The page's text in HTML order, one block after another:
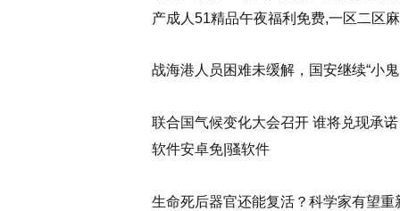
产成人51精品午夜福利免费,一区二区
战海港人员困难未缓解，国安继续“小
联合国气候变化大会召开 谁将兑现承
软件安卓免|骚软件
生命死后器官还能复活？科学家有望